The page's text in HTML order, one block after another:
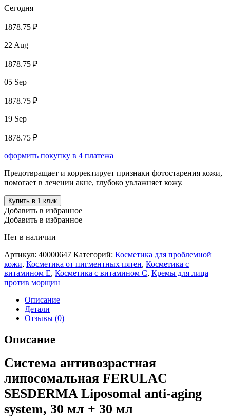
Сегодня
1878.75 ₽
22 Aug
1878.75 ₽
05 Sep
1878.75 ₽
19 Sep
1878.75 ₽
оформить покупку в 4 платежа
Предотвращает и корректирует признаки фотостарения кожи,
помогает в лечении акне, глубоко увлажняет кожу.
Купить в 1 клик
Добавить в избранное
Добавить в избранное
Нет в наличии
Артикул: 40000647 Категорий: Косметика для проблемной
кожи, Косметика от пигментных пятен, Косметика с
витамином Е, Косметика с витамином С, Кремы для лица
против морщин
Описание
Детали
Отзывы (0)
Описание
Система антивозрастная
липосомальная FERULAC
SESDERMA Liposomal anti-aging
system, 30 мл + 30 мл